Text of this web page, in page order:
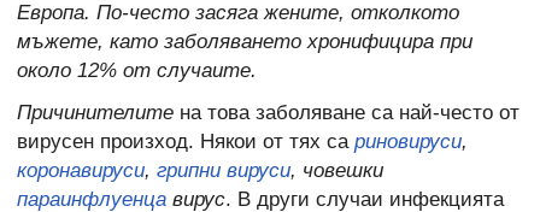
Европа. По-често засяга жените, отколкото
мъжете, като заболяването хронифицира при
около 12% от случаите.
Причинителите на това заболяване са най-често от
вирусен произход. Някои от тях са риновируси,
коронавируси, грипни вируси, човешки
параинфлуенца вирус. В други случаи инфекцията